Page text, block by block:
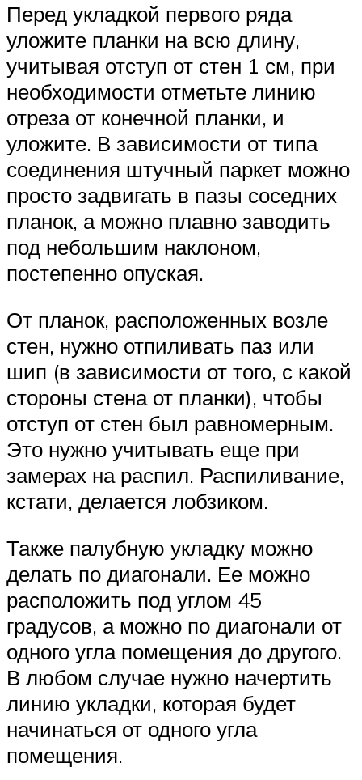
Перед укладкой первого ряда
уложите планки на всю длину,
учитывая отступ от стен 1 см, при
необходимости отметьте линию
отреза от конечной планки, и
уложите. В зависимости от типа
соединения штучный паркет можно
просто задвигать в пазы соседних
планок, а можно плавно заводить
под небольшим наклоном,
постепенно опуская.
От планок, расположенных возле
стен, нужно отпиливать паз или
шип (в зависимости от того, с какой
стороны стена от планки), чтобы
отступ от стен был равномерным.
Это нужно учитывать еще при
замерах на распил. Распиливание,
кстати, делается лобзиком.
Также палубную укладку можно
делать по диагонали. Ее можно
расположить под углом 45
градусов, а можно по диагонали от
одного угла помещения до другого.
В любом случае нужно начертить
линию укладки, которая будет
начинаться от одного угла
помещения.